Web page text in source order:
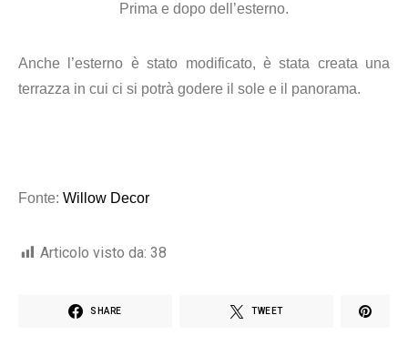
Prima e dopo dell’esterno.
Anche l’esterno è stato modificato, è stata creata una
terrazza in cui ci si potrà godere il sole e il panorama.
Fonte: Willow Decor
Articolo visto da: 38
SHARE TWEET